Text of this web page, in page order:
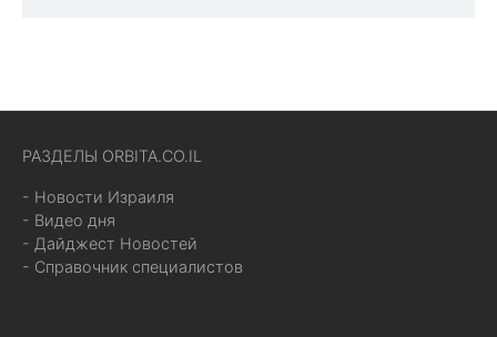
РАЗДЕЛЫ ORBITA.CO.IL
- Новости Израиля
- Видео дня
- Дайджест Новостей
- Справочник специалистов